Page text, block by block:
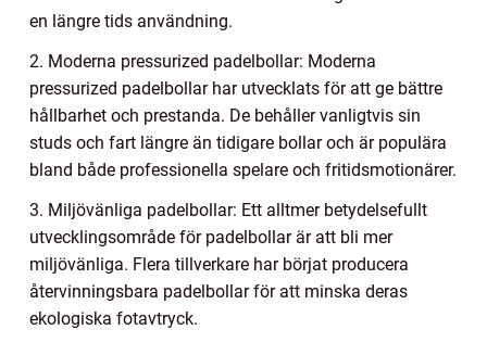
en längre tids användning.
2. Moderna pressurized padelbollar: Moderna
pressurized padelbollar har utvecklats för att ge bättre
hållbarhet och prestanda. De behåller vanligtvis sin
studs och fart längre än tidigare bollar och är populära
bland både professionella spelare och fritidsmotionärer.
3. Miljövänliga padelbollar: Ett alltmer betydelsefullt
utvecklingsområde för padelbollar är att bli mer
miljövänliga. Flera tillverkare har börjat producera
återvinningsbara padelbollar för att minska deras
ekologiska fotavtryck.